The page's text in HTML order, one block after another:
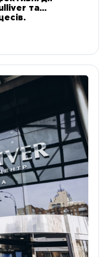
та